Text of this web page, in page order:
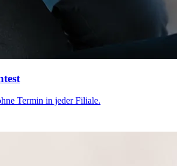
Termin in jeder Filiale.